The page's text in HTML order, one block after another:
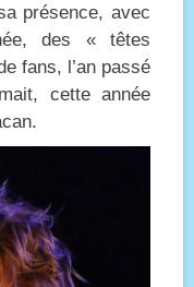
présence, avec
des « têtes
fans, l’an passé
cette année